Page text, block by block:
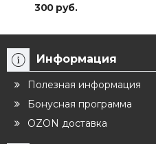
300 руб.
Информация
Полезная информация
Бонусная программа
OZON доставка